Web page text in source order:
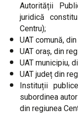
Autorității
juridică
Centru);
UAT comună,
UAT oraș, din
UAT municipiu,
UAT județ din
Instituții
subordinea
din regiunea